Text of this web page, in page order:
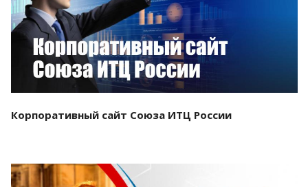
Корпоративный сайт Союза ИТЦ России